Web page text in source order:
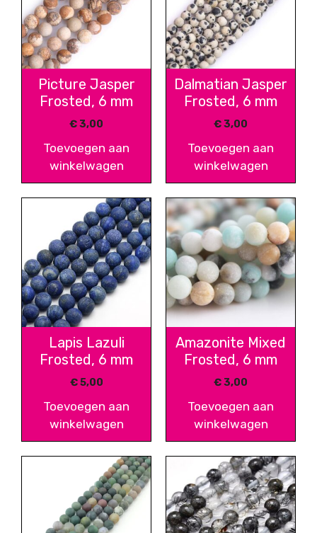
Picture Jasper
Frosted, 6 mm
€3,00
Toevoegen aan
winkelwagen
Dalmatian Jasper
Frosted, 6 mm
€3,00
Toevoegen aan
winkelwagen
Lapis Lazuli
Frosted, 6 mm
€5,00
Toevoegen aan
winkelwagen
Amazonite Mixed
Frosted, 6 mm
€3,00
Toevoegen aan
winkelwagen